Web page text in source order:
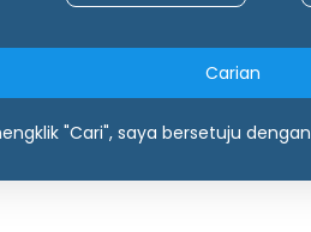
Carian
"Cari", saya bersetuju dengan